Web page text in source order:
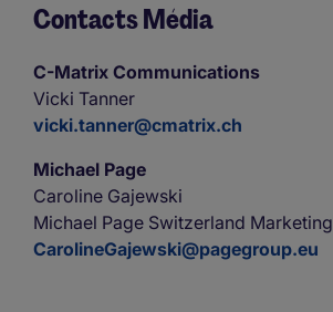
Contacts Média
C-Matrix Communications
Vicki Tanner
vicki.tanner@cmatrix.ch
Michael Page
Caroline Gajewski
Michael Page Switzerland Marketing
CarolineGajewski@pagegroup.eu